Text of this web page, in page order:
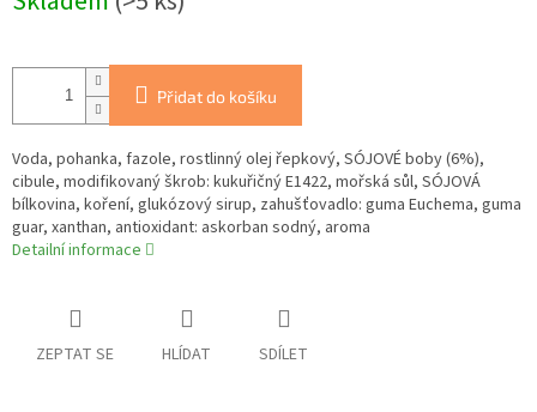
cena:
Přidat do košíku
Voda, pohanka, fazole, rostlinný olej řepkový, SÓJOVÉ boby (6%),
cibule, modifikovaný škrob: kukuřičný E1422, mořská sůl, SÓJOVÁ
bílkovina, koření, glukózový sirup, zahušťovadlo: guma Euchema, guma
guar, xanthan, antioxidant: askorban sodný, aroma
Detailní informace
ZEPTAT SE HLÍDAT SDÍLET